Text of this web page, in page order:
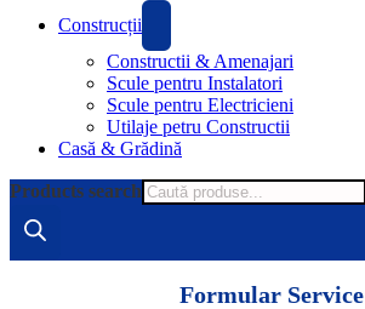
Construcții
Constructii & Amenajari
Scule pentru Instalatori
Scule pentru Electricieni
Utilaje petru Constructii
Casă & Grădină
Products search
Formular Service